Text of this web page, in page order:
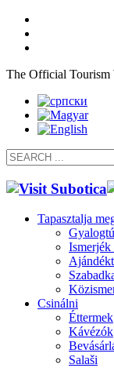
The Official Tourism
Tapasztalja
Ismerjék
Csinálni
Éttermek
Kávézók
Salaši